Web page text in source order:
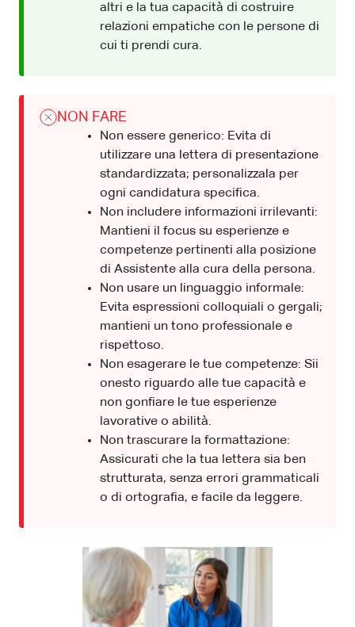
altri e la tua capacità di costruire
relazioni empatiche con le persone di
cui ti prendi cura.
NON FARE
Non essere generico: Evita di
utilizzare una lettera di presentazione
standardizzata; personalizzala per
ogni candidatura specifica.
Non includere informazioni irrilevanti:
Mantieni il focus su esperienze e
competenze pertinenti alla posizione
di Assistente alla cura della persona.
Non usare un linguaggio informale:
Evita espressioni colloquiali o gergali;
mantieni un tono professionale e
rispettoso.
Non esagerare le tue competenze: Sii
onesto riguardo alle tue capacità e
non gonfiare le tue esperienze
lavorative o abilità.
Non trascurare la formattazione:
Assicurati che la tua lettera sia ben
strutturata, senza errori grammaticali
o di ortografia, e facile da leggere.